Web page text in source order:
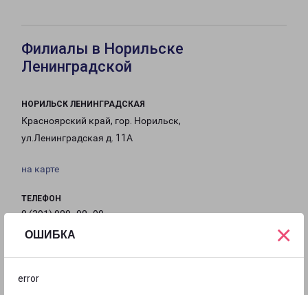
ОШИБКА
error
×
Филиалы в Норильске
Ленинградской
НОРИЛЬСК ЛЕНИНГРАДСКАЯ
Красноярский край, гор. Норильск,
ул.Ленинградская д. 11А
на карте
ТЕЛЕФОН
8 (391) 989 -98 -00
Norilsk-fr01@pecom.ru